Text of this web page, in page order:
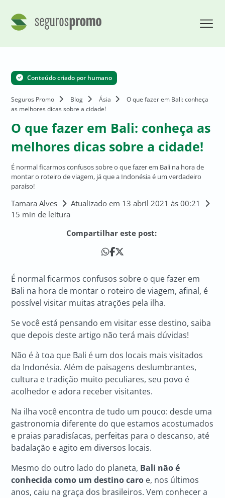
Conteúdo criado por humano
Seguros Promo Blog Ásia
O que fazer em Bali: conheça
as melhores dicas sobre a cidade!
O que fazer em Bali: conheça as
melhores dicas sobre a cidade!
É normal ficarmos confusos sobre o que fazer em Bali na hora de
montar o roteiro de viagem, já que a Indonésia é um verdadeiro
paraíso!
Tamara Alves
Atualizado em 13 abril 2021 às 00:21
15 min de leitura
Compartilhar este post:
É normal ficarmos confusos sobre o que fazer em
Bali na hora de montar o roteiro de viagem, afinal, é
possível visitar muitas atrações pela ilha.
Se você está pensando em visitar esse destino, saiba
que depois deste artigo não terá mais dúvidas!
Não é à toa que Bali é um dos locais mais visitados
da Indonésia. Além de paisagens deslumbrantes,
cultura e tradição muito peculiares, seu povo é
acolhedor e adora receber visitantes.
Na ilha você encontra de tudo um pouco: desde uma
gastronomia diferente do que estamos acostumados
e praias paradisíacas, perfeitas para o descanso, até
badalação e agito em diversos locais.
Mesmo do outro lado do planeta, Bali não é
conhecida como um destino caro e, nos últimos
anos, caiu na graça dos brasileiros. Vem conhecer a